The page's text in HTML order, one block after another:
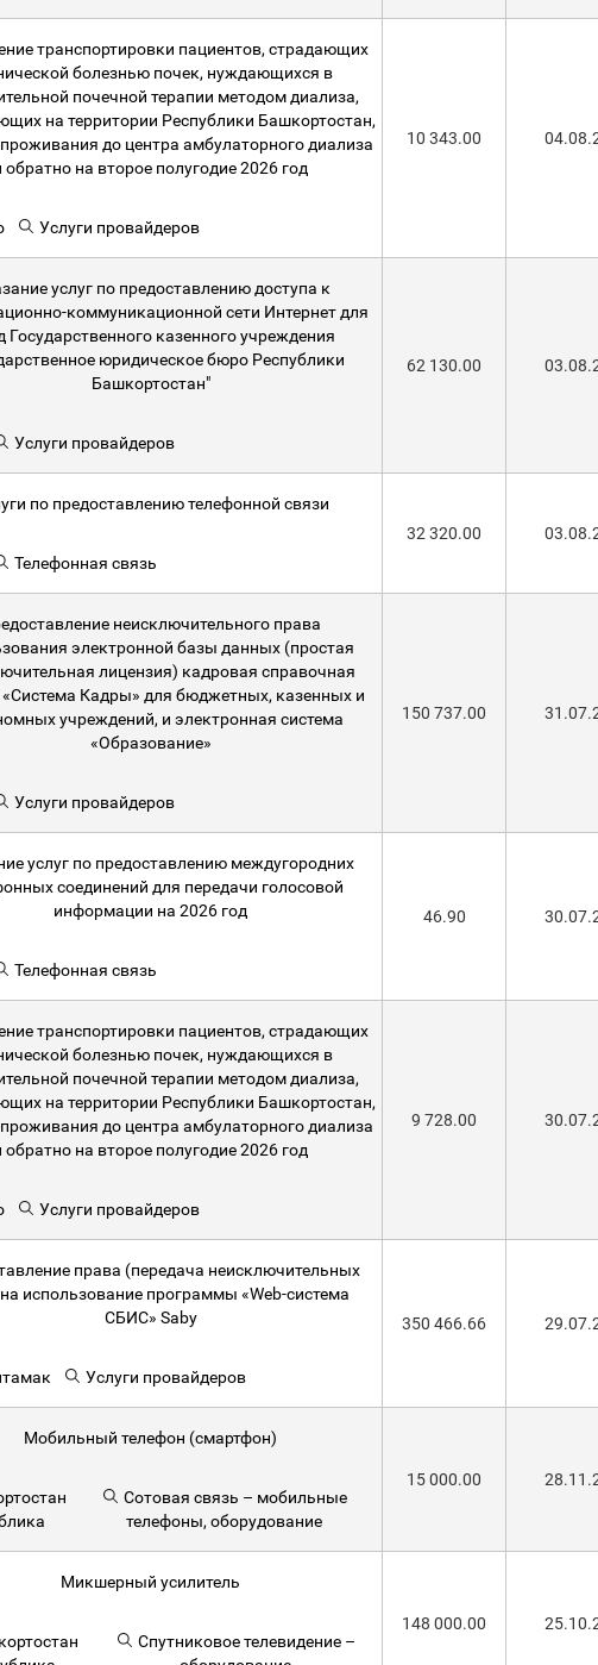
транспортировки пациентов, страдающих
болезнью почек, нуждающихся в
почечной терапии методом диализа,
на территории Республики Башкортостан,
до центра амбулаторного диализа
обратно на второе полугодие 2026 год
Услуги провайдеров
10 343.00
услуг по предоставлению доступа к
коммуникационной сети Интернет для
Государственного казенного учреждения
юридическое бюро Республики
Башкортостан"
Услуги провайдеров
62 130.00
по предоставлению телефонной связи
Телефонная связь
32 320.00
неисключительного права
электронной базы данных (простая
лицензия) кадровая справочная
«Система Кадры» для бюджетных, казенных и
учреждений, и электронная система
«Образование»
Услуги провайдеров
150 737.00
услуг по предоставлению междугородних
соединений для передачи голосовой
информации на 2026 год
Телефонная связь
46.90
транспортировки пациентов, страдающих
болезнью почек, нуждающихся в
почечной терапии методом диализа,
на территории Республики Башкортостан,
до центра амбулаторного диализа
обратно на второе полугодие 2026 год
Услуги провайдеров
9 728.00
права (передача неисключительных
использование программы «Web-система
СБИС» Saby
Услуги провайдеров
350 466.66
Мобильный телефон (смартфон)
Сотовая связь – мобильные
телефоны, оборудование
15 000.00
Микшерный усилитель
Спутниковое телевидение –
148 000.00